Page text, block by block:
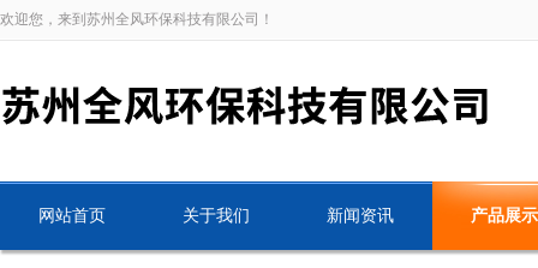
欢迎您，来到苏州全风环保科技有限公司！
网站首页 关于我们 新闻资讯 产品展示